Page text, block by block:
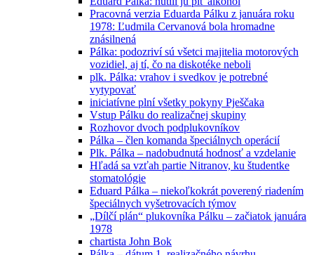
Pracovná verzia Eduarda Pálku z januára roku
1978: Ľudmila Cervanová bola hromadne
znásilnená
Pálka: podozriví sú všetci majitelia motorových
vozidiel, aj tí, čo na diskotéke neboli
plk. Pálka: vrahov i svedkov je potrebné
vytypovať
iniciatívne plní všetky pokyny Pješčaka
Vstup Pálku do realizačnej skupiny
Rozhovor dvoch podplukovníkov
Pálka – člen komanda špeciálnych operácií
Plk. Pálka – nadobudnutá hodnosť a vzdelanie
Hľadá sa vzťah partie Nitranov, ku študentke
stomatológie
Eduard Pálka – niekoľkokrát poverený riadením
špeciálnych vyšetrovacích týmov
„Dílčí plán“ plukovníka Pálku – začiatok januára
1978
chartista John Bok